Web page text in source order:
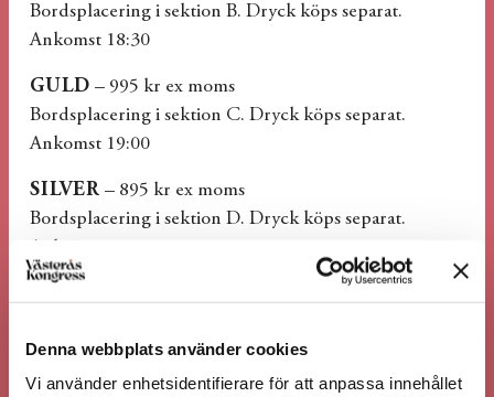
Denna webbplats använder cookies
Vi använder enhetsidentifierare för att anpassa innehållet
Bordsplacering i sektion B. Dryck köps separat.
Ankomst 18:30
GULD – 995 kr ex moms
Bordsplacering i sektion C. Dryck köps separat.
Ankomst 19:00
SILVER – 895 kr ex moms
Bordsplacering i sektion D. Dryck köps separat.
Bordskarta_Vasteras_2026
DRYCKESPAKET